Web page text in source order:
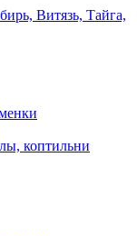
Витязь, Тайга,
коптильни